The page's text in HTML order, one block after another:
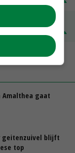
€ 345,00 € 20,00
Amalthea gaat
geitenzuivel blijft
top